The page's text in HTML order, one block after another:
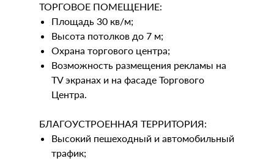
ТОРГОВОЕ ПОМЕЩЕНИЕ:
Площадь 30 кв/м;
Высота потолков до 7 м;
Охрана торгового центра;
Возможность размещения рекламы на
TV экранах и на фасаде Торгового
Центра.
БЛАГОУСТРОЕННАЯ ТЕРРИТОРИЯ:
Высокий пешеходный и автомобильный
трафик;